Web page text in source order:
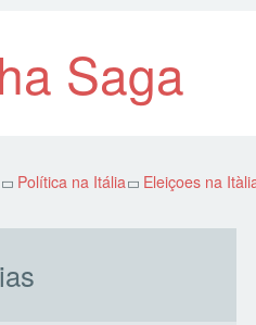
Política na Itália Eleiçoes na